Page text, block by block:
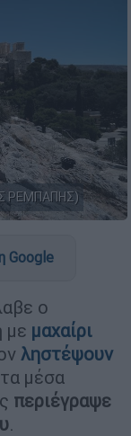
ΡΕΜΠΑΠΗΣ)
Google
ο
με μαχαίρι
ληστέψουν
μέσα
περιέγραψε
.